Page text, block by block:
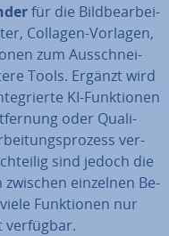
für die Bild­be­ar­bei­
Collagen-Vorlagen,
zum Aus­schnei­
Tools. Ergänzt wird
KI-Funk­tio­nen
oder Qua­li­
ver­
sind jedoch die
einzelnen Be­
Funk­tio­nen nur
verfügbar.